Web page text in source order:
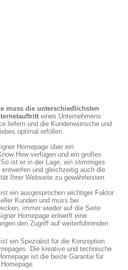
muss die unterschiedlichsten
eines Unternehmens
liefern und die Kundenwünsche und
optimal erfüllen.
Homepage über ein
How verfügen und ein großes
ist er in der Lage, ein stimmiges
und gleichzeitig auch die
Ihrer Webseite zu gewährleisten.
ein ausgesprochen wichtiger Faktor
Kunden und muss bei
immer wieder auf die Seite
Homepage entwirft eine
den Zugriff auf weiterführenden
ein Spezialist für die Konzeption
Die kreative und technische
ist die beste Garantie für